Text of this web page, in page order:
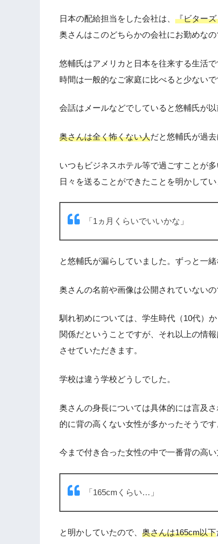
日本の配給担当をした会社は、 『ビター
奥さんはこのどちらかの会社にお勤めなの
悠輔氏はアメリカと日本を往来する生活
時間は一般的なご家庭に比べると少ないで
会話はメールなどでしていると悠輔氏が
奥さんは全く怖くない人だと悠輔氏が過去
いつもビジネスホテル等で過ごすことが
日々を送ることができたことを明かして
「1ヵ月くらいでいいかな」
と悠輔氏が漏らしていました。ずっと一
奥さんの名前や画像は公開されていない
馴れ初めについては、学生時代（10代）
関係だということですが、それ以上の情
させていただきます。
学校は違う学校どうしでした。
奥さんの身長については具体的には言及
的に背の高くない女性が多かったそうです
今まで付き合った女性の中で一番背の高
「165cmくらい…」
と明かしていたので、 奥さんは165cm以下